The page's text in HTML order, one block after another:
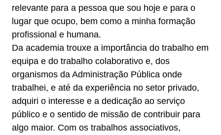
relevante para a pessoa que sou hoje e para o
lugar que ocupo, bem como a minha formação
profissional e humana.
Da academia trouxe a importância do trabalho em
equipa e do trabalho colaborativo e, dos
organismos da Administração Pública onde
trabalhei, e até da experiência no setor privado,
adquiri o interesse e a dedicação ao serviço
público e o sentido de missão de contribuir para
algo maior. Com os trabalhos associativos,